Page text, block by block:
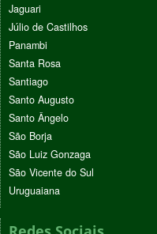
Jaguari
Júlio de Castilhos
Panambi
Santa Rosa
Santiago
Santo Augusto
Santo Ângelo
São Borja
São Luiz Gonzaga
São Vicente do Sul
Uruguaiana